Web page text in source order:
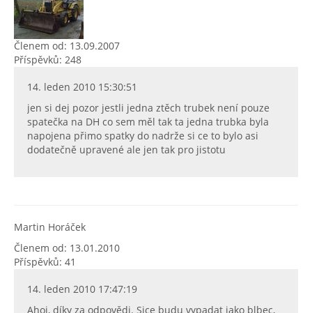
Členem od: 13.09.2007
Příspěvků: 248
14. leden 2010 15:30:51
jen si dej pozor jestli jedna ztěch trubek není pouze
spatečka na DH co sem měl tak ta jedna trubka byla
napojena přimo spatky do nadrže si ce to bylo asi
dodatečně upravené ale jen tak pro jistotu
Martin Horáček
Členem od: 13.01.2010
Příspěvků: 41
14. leden 2010 17:47:19
Ahoj, díky za odpovědi. Sice budu vypadat jako blbec,